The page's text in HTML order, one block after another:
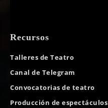
Recursos
Talleres de Teatro
Canal de Telegram
Convocatorias de teatro
Producción de espectáculos